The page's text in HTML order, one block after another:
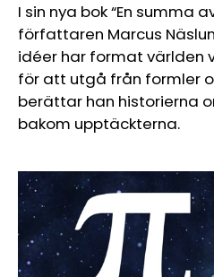
I sin nya bok “En summa
författaren Marcus
idéer har format världen
för att utgå från formler
berättar han historierna
bakom upptäckterna.